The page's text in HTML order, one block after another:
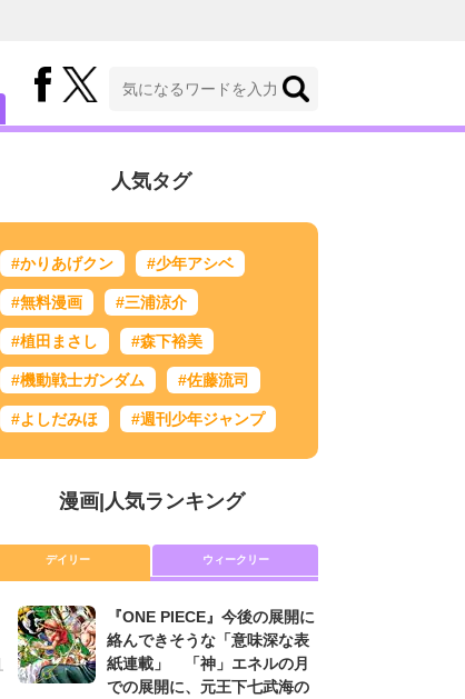
人気タグ
#かりあげクン #少年アシベ
#無料漫画 #三浦涼介
#植田まさし #森下裕美
#機動戦士ガンダム #佐藤流司
#よしだみほ #週刊少年ジャンプ
漫画| 人気ランキング
デイリー ウィークリー
『ONE PIECE』今後の展開に
絡んできそうな「意味深な表
紙連載」 「神」エネルの月
での展開に、元王下七武海の